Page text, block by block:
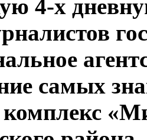
4-х
самых